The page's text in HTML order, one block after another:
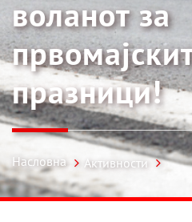
воланот за
празници!
Насловна Активности